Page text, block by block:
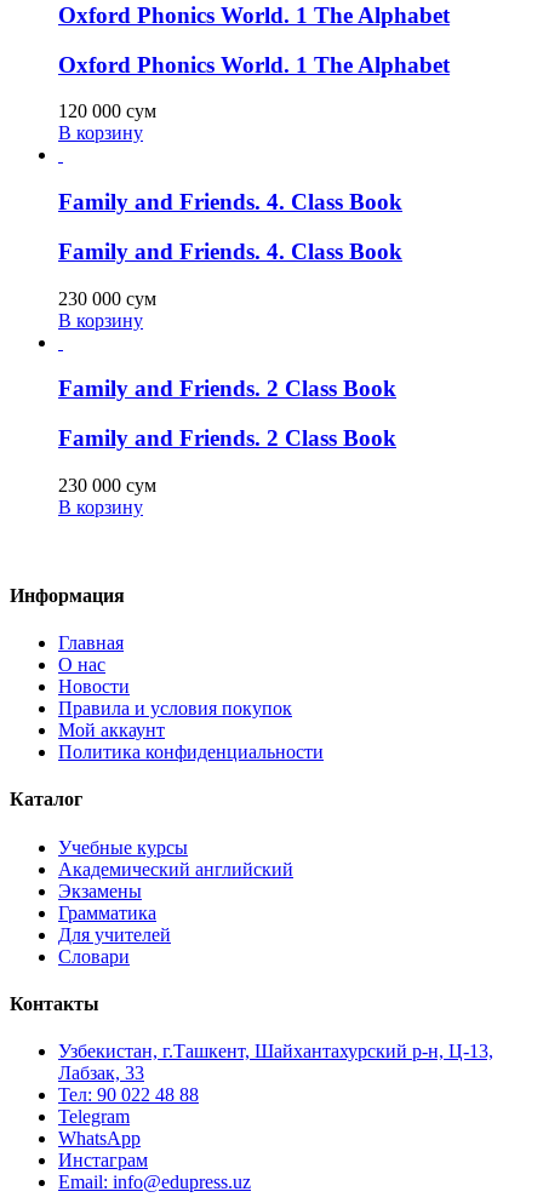
Oxford Phonics World. 1 The Alphabet
Oxford Phonics World. 1 The Alphabet
120 000 сум
В корзину
Family and Friends. 4. Class Book
Family and Friends. 4. Class Book
230 000 сум
В корзину
Family and Friends. 2 Class Book
Family and Friends. 2 Class Book
230 000 сум
В корзину
Информация
Главная
О нас
Новости
Правила и условия покупок
Мой аккаунт
Политика конфиденциальности
Каталог
Учебные курсы
Академический английский
Экзамены
Грамматика
Для учителей
Словари
Контакты
Узбекистан, г.Ташкент, Шайхантахурский р-н, Ц-13,
Лабзак, 33
Тел: 90 022 48 88
Telegram
WhatsApp
Инстаграм
Email: info@edupress.uz